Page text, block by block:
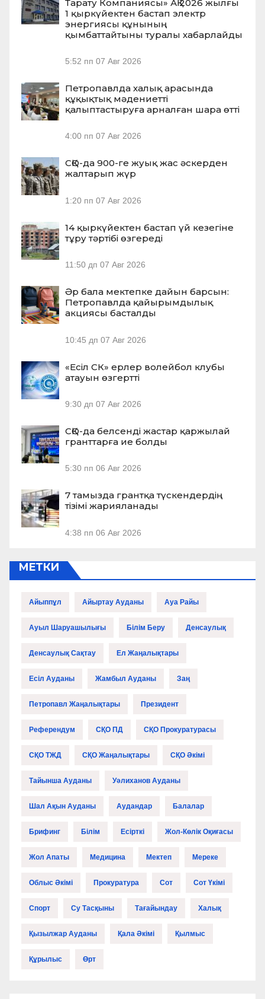
Тарату Компаниясы» АҚ 2026 жылғы
1 қыркүйектен бастап электр
энергиясы құнының
қымбаттайтыны туралы хабарлайды
5:52 пп 07 Авг 2026
Петропавлда халық арасында
құқықтық мәдениетті
қалыптастыруға арналған шара өтті
4:00 пп 07 Авг 2026
СҚО-да 900-ге жуық жас әскерден
жалтарып жүр
1:20 пп 07 Авг 2026
14 қыркүйектен бастап үй кезегіне
тұру тәртібі өзгереді
11:50 дп 07 Авг 2026
Әр бала мектепке дайын барсын:
Петропавлда қайырымдылық
акциясы басталды
10:45 дп 07 Авг 2026
«Есіл СК» ерлер волейбол клубы
атауын өзгертті
9:30 дп 07 Авг 2026
СҚО-да белсенді жастар қаржылай
гранттарға ие болды
5:30 пп 06 Авг 2026
7 тамызда грантқа түскендердің
тізімі жарияланады
4:38 пп 06 Авг 2026
МЕТКИ
Айыппұл Айыртау Ауданы Ауа Райы
Ауыл Шаруашылығы Білім Беру Денсаулық
Денсаулық Сақтау Ел Жаңалықтары
Есіл Ауданы Жамбыл Ауданы Заң
Петропавл Жаңалықтары Президент
Референдум СҚО ПД СҚО Прокуратурасы
СҚО ТЖД СҚО Жаңалықтары СҚО Әкімі
Тайынша Ауданы Уәлиханов Ауданы
Шал Ақын Ауданы Аудандар Балалар
Брифинг Білім Есірткі Жол-Көлік Оқиғасы
Жол Апаты Медицина Мектеп Мереке
Облыс Әкімі Прокуратура Сот Сот Үкімі
Спорт Су Тасқыны Тағайындау Халық
Қызылжар Ауданы Қала Әкімі Қылмыс
Құрылыс Өрт